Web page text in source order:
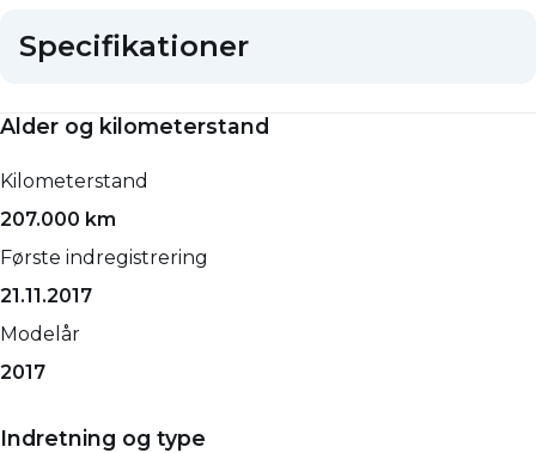
Specifikationer
Alder og kilometerstand
Kilometerstand
207.000 km
Første indregistrering
21.11.2017
Modelår
2017
Indretning og type